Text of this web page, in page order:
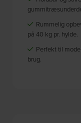
Rummelig
på 40 kg pr. hylde.
Perfekt til
brug.